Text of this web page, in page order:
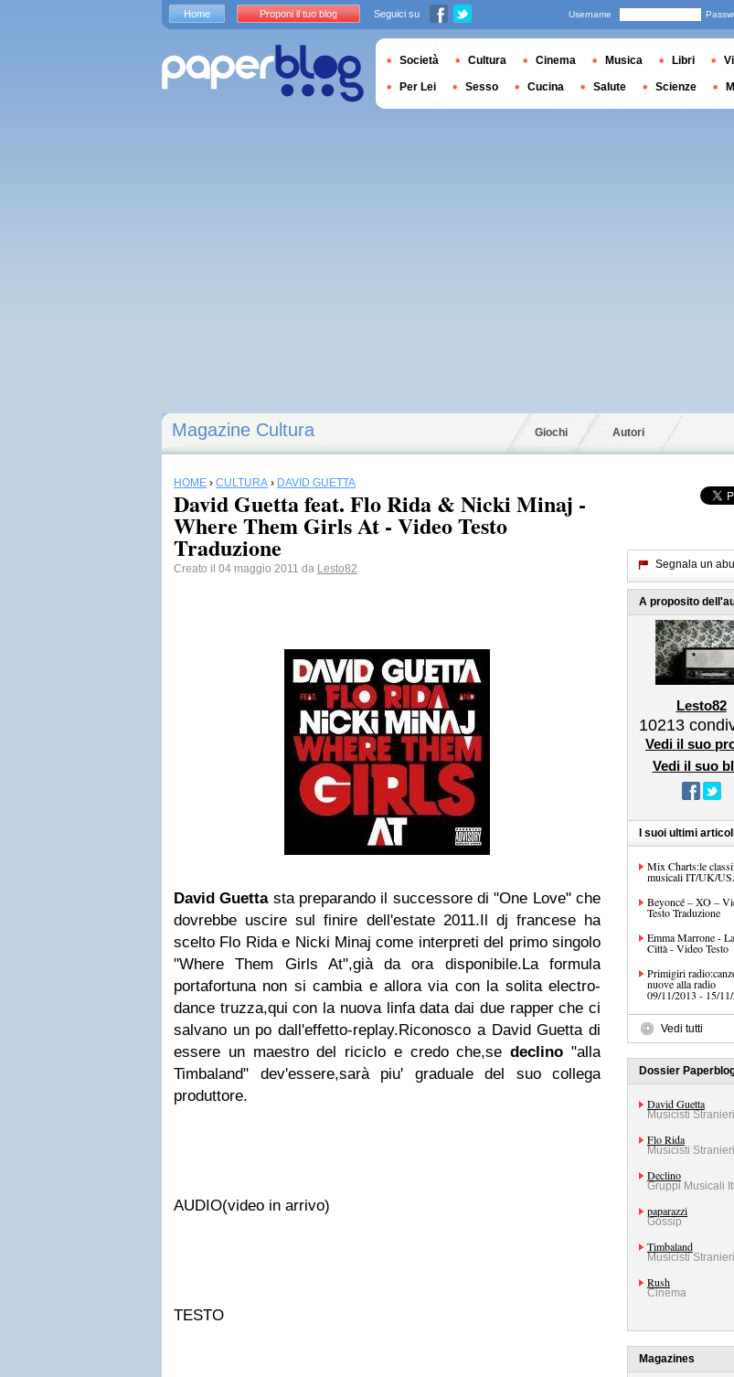
Magazine Cultura Giochi Autori
HOME › CULTURA › DAVID GUETTA
David Guetta feat. Flo Rida & Nicki Minaj -
Where Them Girls At - Video Testo
Traduzione
Creato il 04 maggio 2011 da Lesto82
David Guettasta preparando il successore di "One Love" che
dovrebbe uscire sul finire dell'estate 2011.Il dj francese ha
scelto Flo Rida e Nicki Minaj come interpreti del primo singolo
"Where Them Girls At",già da ora disponibile.La formula
portafortuna non si cambia e allora via con la solita electro-
dance truzza,qui con la nuova linfa data dai due rapper che ci
salvano un po dall'effetto-replay.Riconosco a David Guetta di
essere un maestro del riciclo e credo che,sedeclino "alla
Timbaland" dev'essere,sarà piu' graduale del suo collega
produttore.
AUDIO(video in arrivo)
TESTO
Segnala un
A proposito
Lesto82
10213
Vedi il suo
Vedi il suo
I suoi ultimi
Mix Charts:le
musicali IT/UK/
Beyoncé – XO –
Testo Traduzione
Emma Marrone -
Città - Video Testo
Primigiri
nuove alla radio
09/11/2013 - 15/
Vedi tutti
Dossier
David Guetta
Musicisti Stranieri
Flo Rida
Musicisti Stranieri
Declino
Gruppi Musicali
paparazzi
Gossip
Timbaland
Musicisti Stranieri
Rush
Cinema
Magazines
Home Proponi il tuo blog Seguici su Username
Società Cultura Cinema Musica Libri
Per Lei Sesso Cucina Salute Scienze